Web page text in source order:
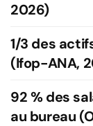
2026)
1/3 des
(Ifop-ANA,
92 % des
au bureau